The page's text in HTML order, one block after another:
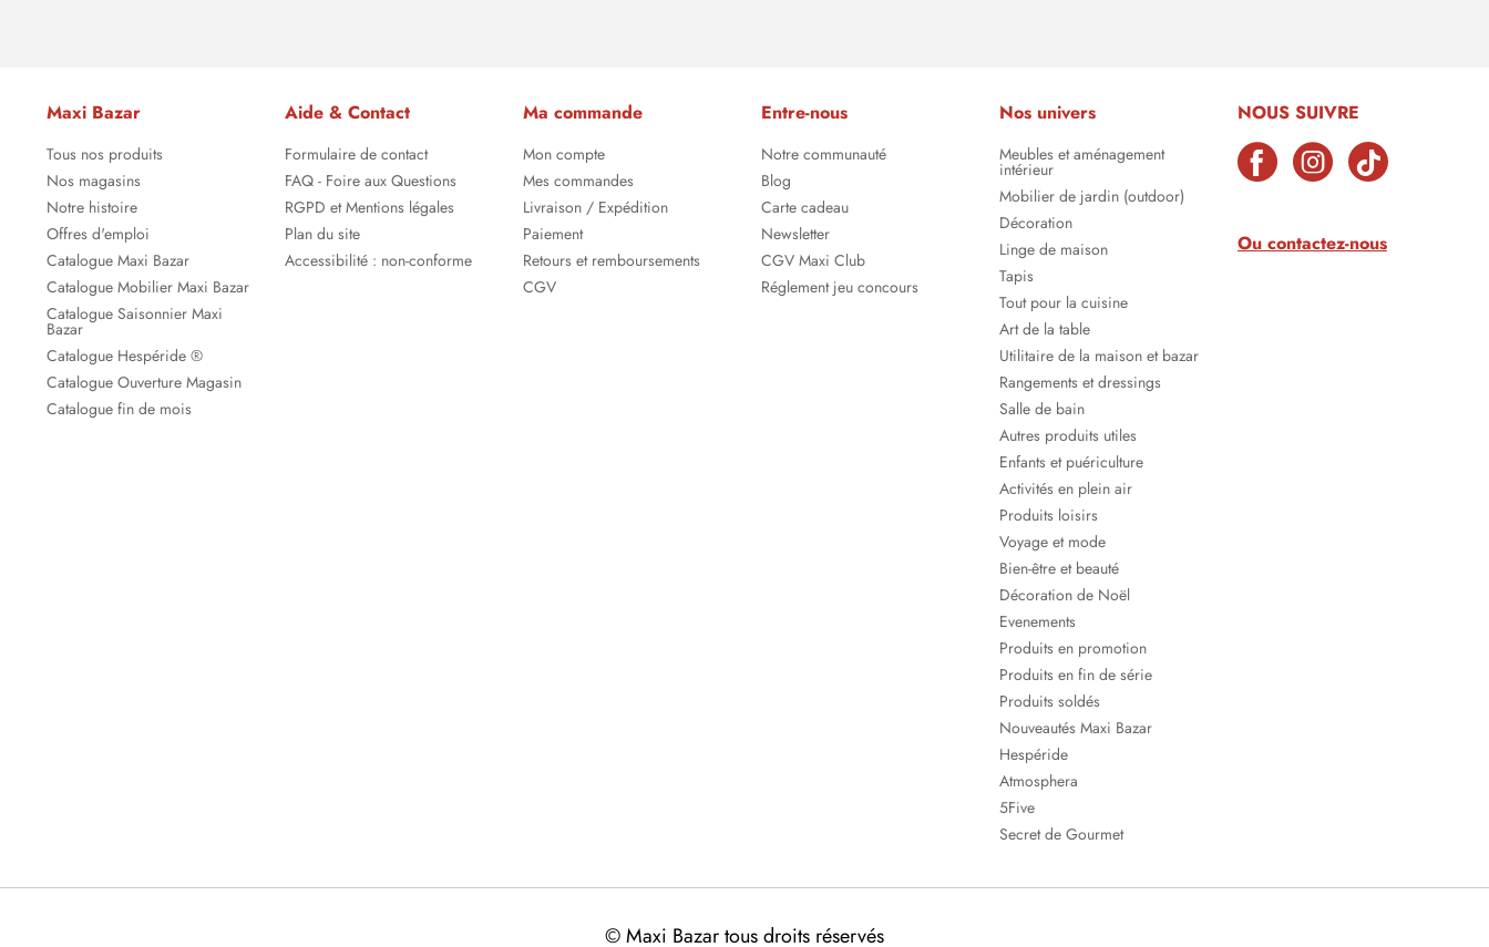
Maxi Bazar
Tous nos produits
Nos magasins
Notre histoire
Offres d'emploi
Catalogue Maxi Bazar
Catalogue Mobilier Maxi Bazar
Catalogue Saisonnier Maxi
Bazar
Catalogue Hespéride ®
Catalogue Ouverture Magasin
Catalogue fin de mois
Aide & Contact
Formulaire de contact
FAQ - Foire aux Questions
RGPD et Mentions légales
Plan du site
Accessibilité : non-conforme
Ma commande
Mon compte
Mes commandes
Livraison / Expédition
Paiement
Retours et remboursements
CGV
Entre-nous
Notre communauté
Blog
Carte cadeau
Newsletter
CGV Maxi Club
Réglement jeu concours
Nos univers
Meubles et aménagement
intérieur
Mobilier de jardin (outdoor)
Décoration
Linge de maison
Tapis
Tout pour la cuisine
Art de la table
Utilitaire de la maison et bazar
Rangements et dressings
Salle de bain
Autres produits utiles
Enfants et puériculture
Activités en plein air
Produits loisirs
Voyage et mode
Bien-être et beauté
Décoration de Noël
Evenements
Produits en promotion
Produits en fin de série
Produits soldés
Nouveautés Maxi Bazar
Hespéride
Atmosphera
5Five
Secret de Gourmet
NOUS SUIVRE
Ou contactez-nous
© Maxi Bazar tous droits réservés